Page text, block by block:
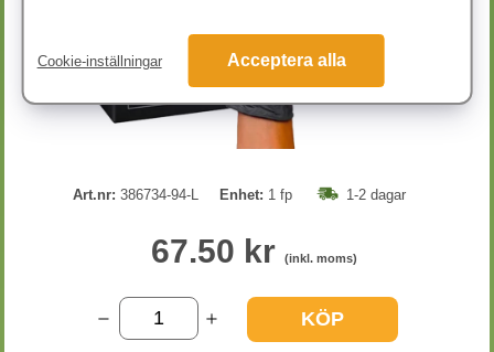
Art.nr: 386734-94-L Enhet: 1 fp 1-2 dagar
67.50 kr (inkl. moms)
KÖP
Cookie-inställningar Acceptera alla